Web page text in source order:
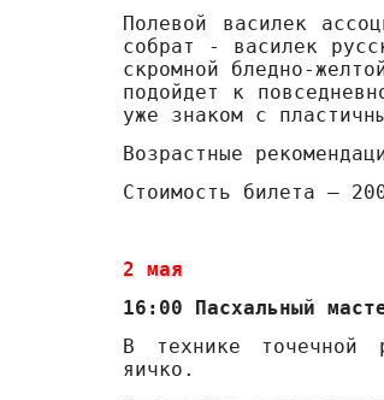
Полевой василек
собрат - василек
скромной бледно-
подойдет к
уже знаком с
Возрастные
Стоимость билета –
2 мая
16:00 Пасхальный
В технике точечной
яичко.